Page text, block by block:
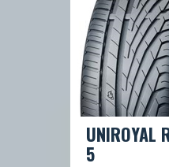
UNIROYAL
5